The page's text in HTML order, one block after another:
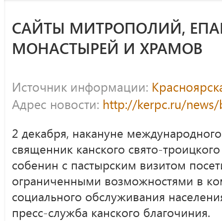
САЙТЫ МИТРОПОЛИЙ,
МОНАСТЫРЕЙ И ХРАМОВ
Источник информации:
Адрес новости: http://kerpc.ru/
2 декабря, накануне
священник канского свято-
собенин с пастырским визитом
ограниченными возможностями в
социального обслуживания
пресс-служба канского благочиния.